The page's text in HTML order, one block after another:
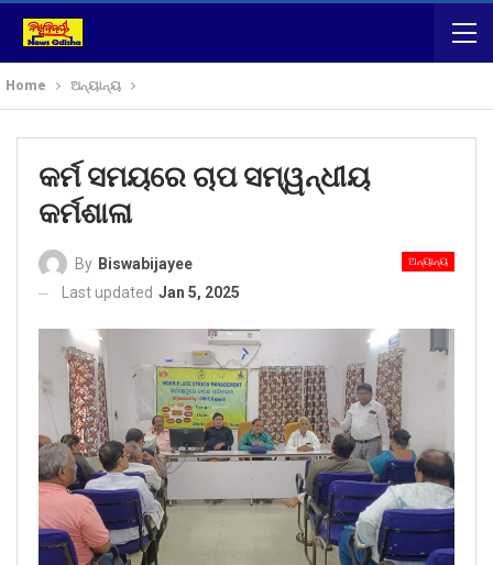
Home ଅନ୍ୟାନ୍ୟ
କର୍ମ ସମୟରେ ଚାପ ସମ୍ୱନ୍ଧୀୟ
କର୍ମଶାଳା
ଅନ୍ୟାନ୍ୟ
By Biswabijayee
Last updated Jan 5, 2025